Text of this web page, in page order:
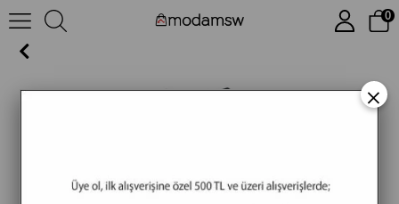
0
MSW Erkek Cepli Merserize Regular Fit Nefti Polo Yaka T-shirt
×